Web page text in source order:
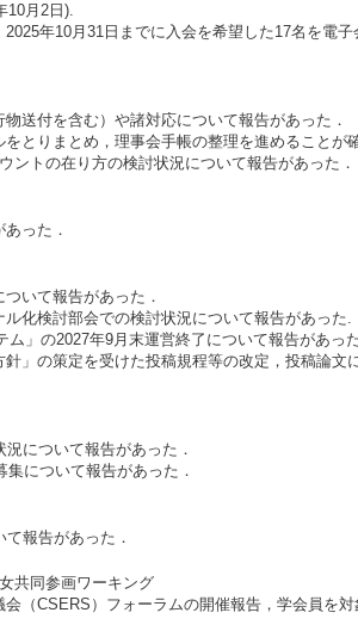
10月2日).
年10月31日までに入会を希望した17名を電
送付を含む）や諸対応について報告があった．
とりまとめ，理事会手帳の整理を進めることが
ントの在り方の検討状況について報告があった．
った．
いて報告があった．
化検討部会での検討状況について報告があった.
ム」の2027年9月末運営終了について報告があっ
」の策定を受けた投稿規程等の改定，投稿論
について報告があった．
について報告があった．
報告があった．
共同参画ワーキング
（CSERS）フォーラムの開催報告，学会員を